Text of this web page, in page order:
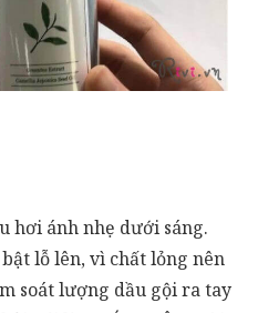
hơi ánh nhẹ dưới sáng.
lỗ lên, vì chất lỏng nên
soát lượng dầu gội ra tay